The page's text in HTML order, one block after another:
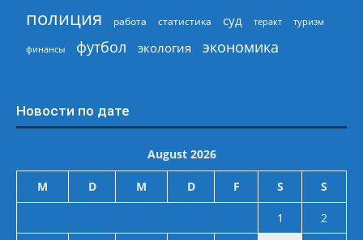
полиция работа статистика суд теракт туризм
финансы футбол экология экономика
Новости по дате
August 2026
M D M D F S S
1
2